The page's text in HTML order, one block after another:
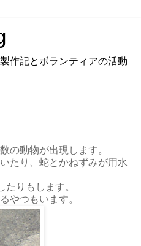
作記とボランティアの活動
の動物が出現します。
たり、蛇とかねずみが用水
りもします。
やつもいます。